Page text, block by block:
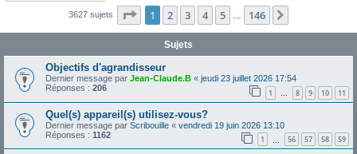
3627 sujets Page 1sur146
1 2 3 4 5 146
Sujets
Objectifs d'agrandisseur
Dernier message par Jean-Claude.B « jeudi 23 juillet 2026 17:54
Réponses : 206 1 … 8 9 10 11
Quel(s) appareil(s) utilisez-vous?
Dernier message par Scribouille « vendredi 19 juin 2026 13:10
Réponses : 1162 1 56 57 58 59